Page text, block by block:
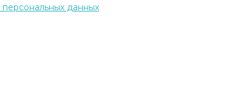
данных